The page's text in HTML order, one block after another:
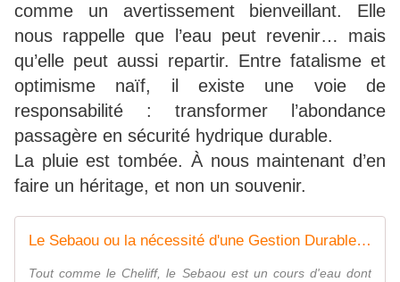
comme un avertissement bienveillant. Elle
nous rappelle que l’eau peut revenir… mais
qu’elle peut aussi repartir. Entre fatalisme et
optimisme naïf, il existe une voie de
responsabilité : transformer l’abondance
passagère en sécurité hydrique durable.
La pluie est tombée. À nous maintenant d’en
faire un héritage, et non un souvenir.
Le Sebaou ou la nécessité d'une Gestion Durable des Rivières en Algérie - Ǧeṛǧeṛ
Tout comme le Cheliff, le Sebaou est un cours d'eau dont